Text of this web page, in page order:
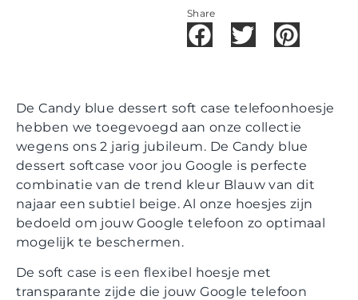
Share
De Candy blue dessert soft case telefoonhoesje
hebben we toegevoegd aan onze collectie
wegens ons 2 jarig jubileum. De Candy blue
dessert softcase voor jou Google is perfecte
combinatie van de trend kleur Blauw van dit
najaar een subtiel beige. Al onze hoesjes zijn
bedoeld om jouw Googletelefoon zo optimaal
mogelijk te beschermen.
De soft case is een flexibel hoesje met
transparante zijde die jouw Google telefoon